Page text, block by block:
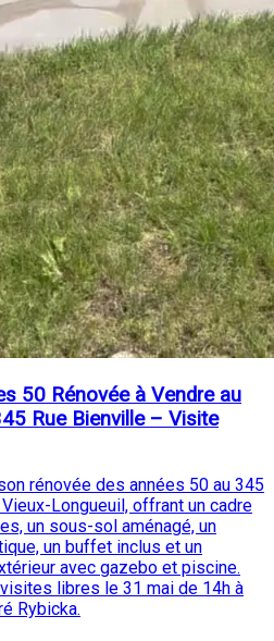
50 Rénovée à Vendre au
Rue Bienville – Visite
rénovée des années 50 au 345
Longueuil, offrant un cadre
un sous-sol aménagé, un
un buffet inclus et un
avec gazebo et piscine.
libres le 31 mai de 14h à
Rybicka.